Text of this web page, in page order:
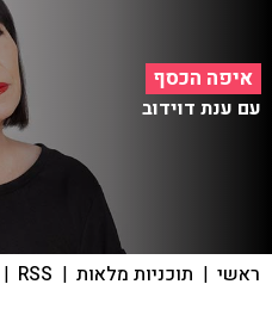
איפה הכסף
עם ענת דוידוב
ראשי | תוכניות מלאות |
RSS
|